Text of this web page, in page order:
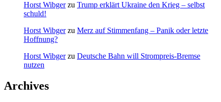
Horst Wibgerzu Trump erklärt Ukraine den Krieg – selbst
schuld!
Horst Wibgerzu Merz auf Stimmenfang – Panik oder letzte
Hoffnung?
Horst Wibgerzu Deutsche Bahn will Strompreis-Bremse
nutzen
Archives